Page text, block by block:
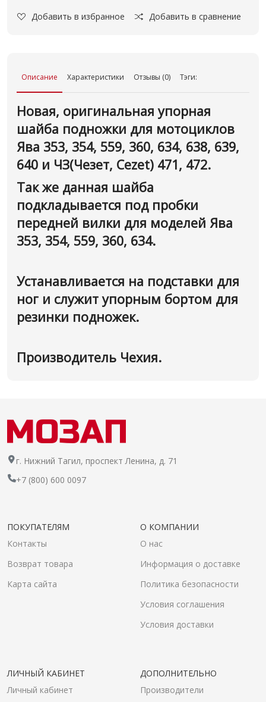
Добавить в избранное Добавить в сравнение
Описание Характеристики Отзывы (0) Тэги:
Новая, оригинальная упорная
шайба подножки для мотоциклов
Ява 353, 354, 559, 360, 634, 638, 639,
640 и ЧЗ(Чезет, Cezet) 471, 472.
Так же данная шайба
подкладывается под пробки
передней вилки для моделей Ява
353, 354, 559, 360, 634.
Устанавливается на подставки для
ног и служит упорным бортом для
резинки подножек.
Производитель Чехия.
г. Нижний Тагил, проспект Ленина, д. 71
+7 (800) 600 0097
ПОКУПАТЕЛЯМ
Контакты
Возврат товара
Карта сайта
О КОМПАНИИ
О нас
Информация о доставке
Политика безопасности
Условия соглашения
Условия доставки
ЛИЧНЫЙ КАБИНЕТ
Личный кабинет
ДОПОЛНИТЕЛЬНО
Производители